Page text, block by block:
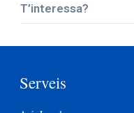
T’interessa?
Serveis